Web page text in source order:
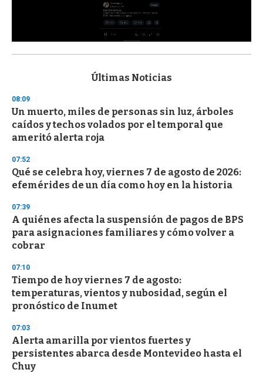
s
d
s
o
f
3
s
e
c
o
d
s
Últimas Noticias
08:09
Un muerto, miles de personas sin luz, árboles
caídos y techos volados por el temporal que
ameritó alerta roja
07:52
Qué se celebra hoy, viernes 7 de agosto de 2026:
efemérides de un día como hoy en la historia
07:39
A quiénes afecta la suspensión de pagos de BPS
para asignaciones familiares y cómo volver a
cobrar
07:10
Tiempo de hoy viernes 7 de agosto:
temperaturas, vientos y nubosidad, según el
pronóstico de Inumet
07:03
Alerta amarilla por vientos fuertes y
persistentes abarca desde Montevideo hasta el
Chuy